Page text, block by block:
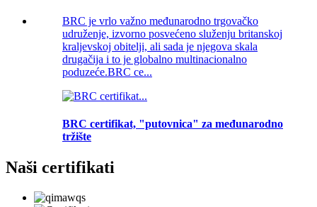
BRC je vrlo važno međunarodno trgovačko
udruženje, izvorno posvećeno služenju britanskoj
kraljevskoj obitelji, ali sada je njegova skala
drugačija i to je globalno multinacionalno
poduzeće.BRC ce...
BRC certifikat, "putovnica" za međunarodno
tržište
Naši certifikati